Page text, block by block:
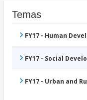
Temas
FY17 - Human
FY17 - Social
FY17 - Urban and